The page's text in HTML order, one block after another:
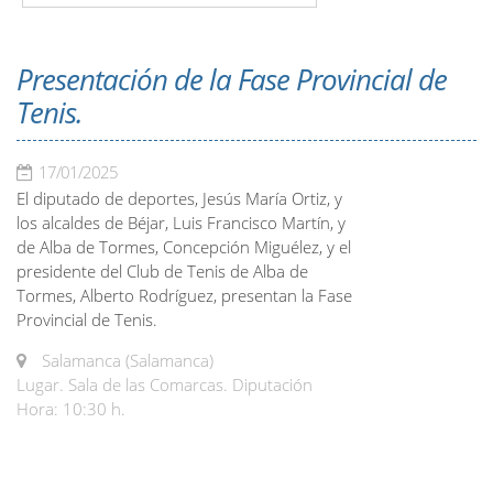
Presentación de la Fase Provincial de
Tenis.
17/01/2025
El diputado de deportes, Jesús María Ortiz, y
los alcaldes de Béjar, Luis Francisco Martín, y
de Alba de Tormes, Concepción Miguélez, y el
presidente del Club de Tenis de Alba de
Tormes, Alberto Rodríguez, presentan la Fase
Provincial de Tenis.
Salamanca (Salamanca)
Lugar. Sala de las Comarcas. Diputación
Hora: 10:30 h.